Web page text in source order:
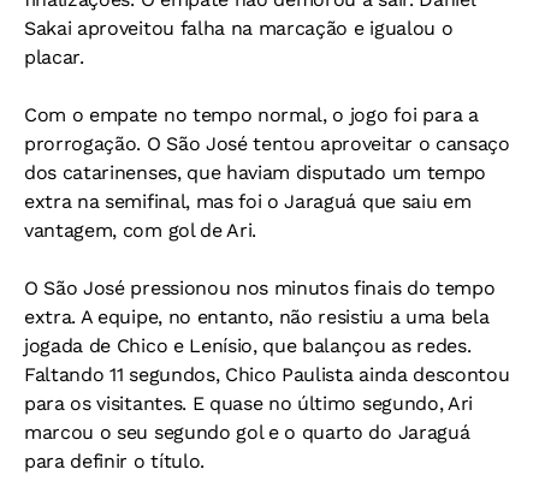
Sakai aproveitou falha na marcação e igualou o
placar.
Com o empate no tempo normal, o jogo foi para a
prorrogação. O São José tentou aproveitar o cansaço
dos catarinenses, que haviam disputado um tempo
extra na semifinal, mas foi o Jaraguá que saiu em
vantagem, com gol de Ari.
O São José pressionou nos minutos finais do tempo
extra. A equipe, no entanto, não resistiu a uma bela
jogada de Chico e Lenísio, que balançou as redes.
Faltando 11 segundos, Chico Paulista ainda descontou
para os visitantes. E quase no último segundo, Ari
marcou o seu segundo gol e o quarto do Jaraguá
para definir o título.